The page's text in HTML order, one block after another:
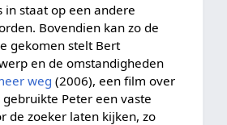
in staat op een andere
Bovendien kan zo de
gekomen stelt Bert
en de omstandigheden
weg (2006), een film over
Peter een vaste
de zoeker laten kijken, zo